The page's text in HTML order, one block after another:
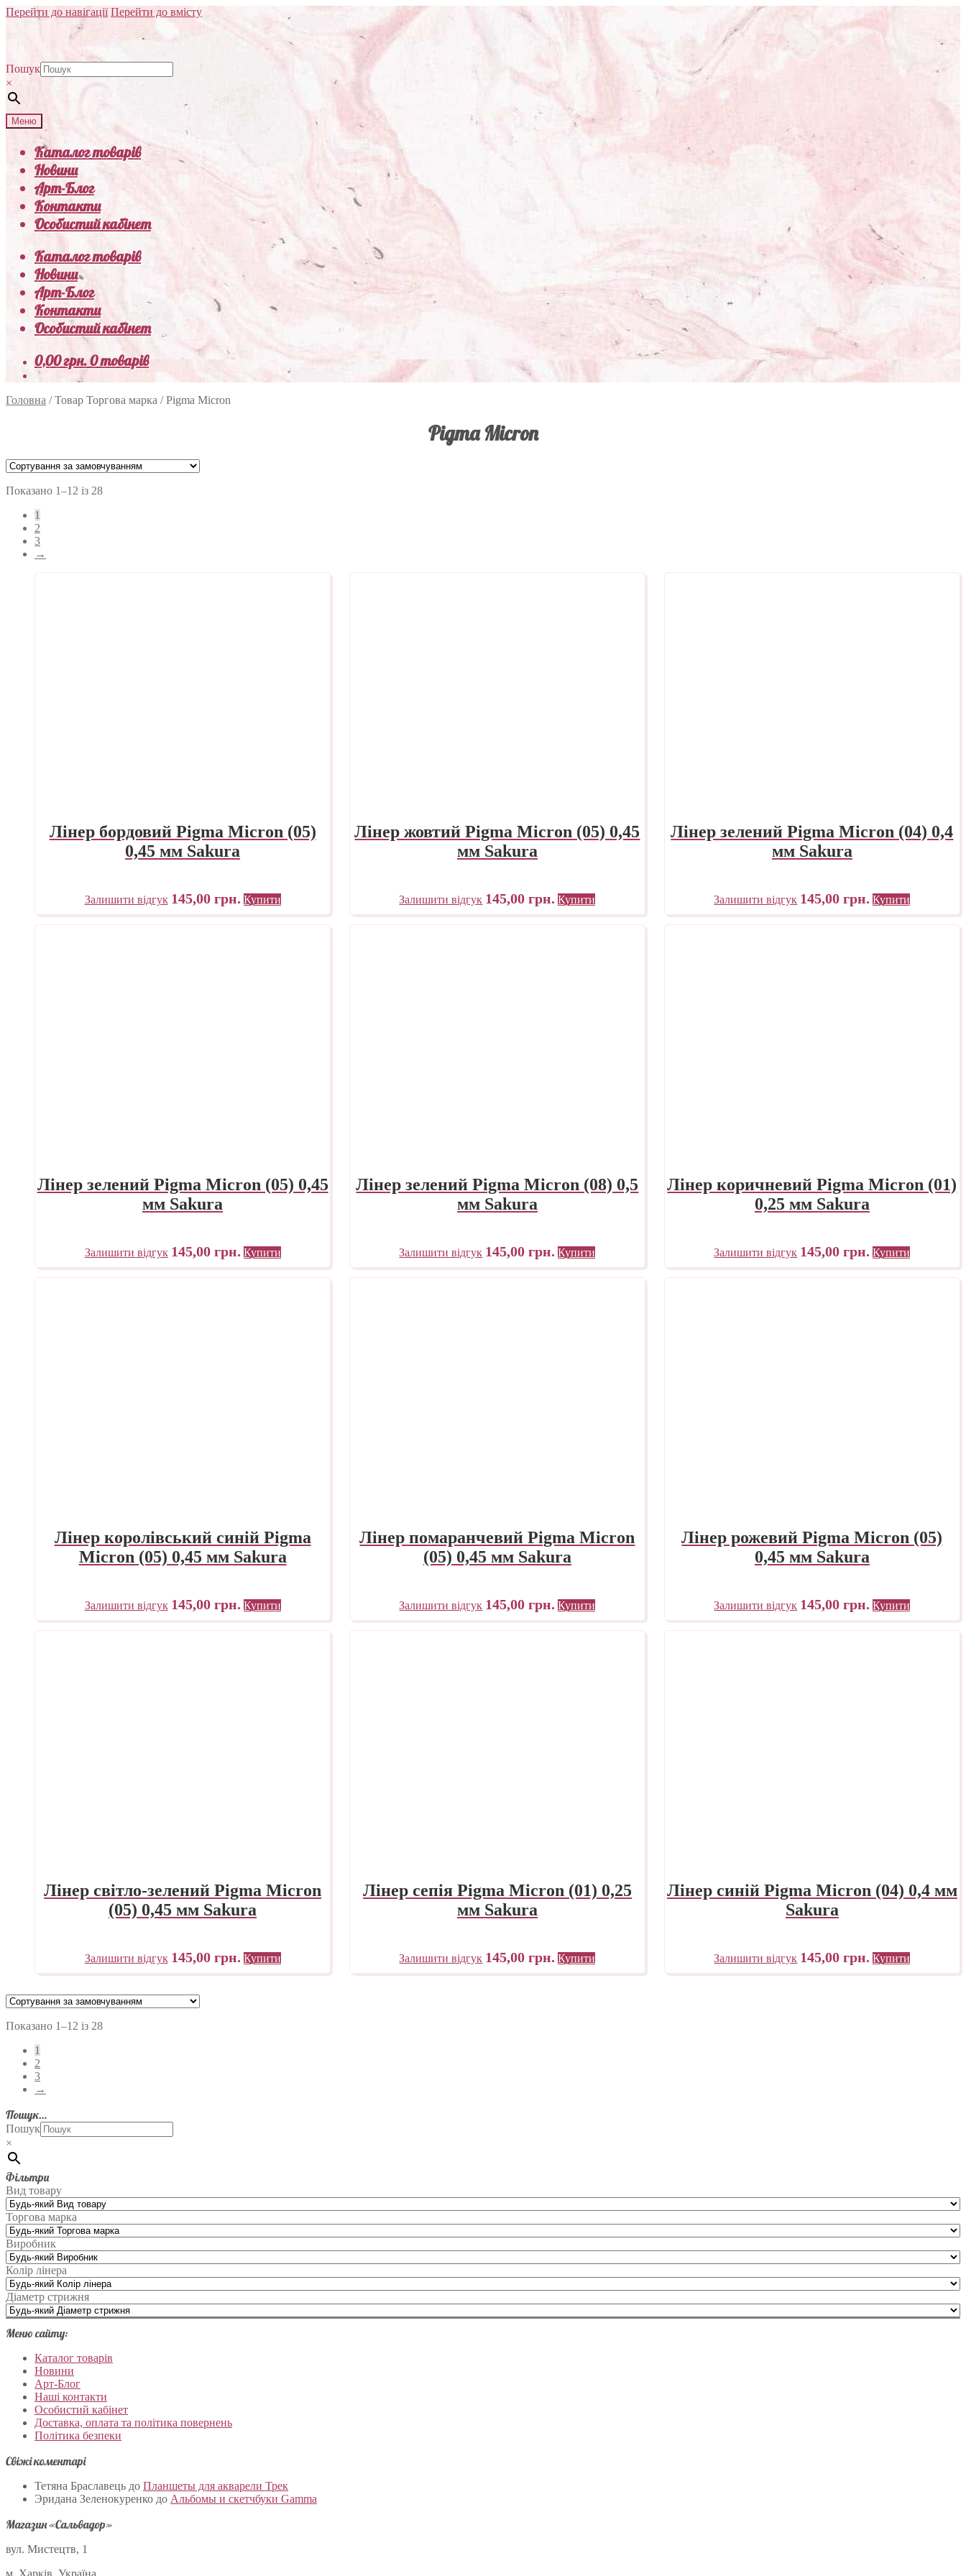
Перейти до навігації Перейти до вмісту
Пошук
×
Меню
Каталог товарів
Новини
Арт-Блог
Контакти
Особистий кабінет
Каталог товарів
Новини
Арт-Блог
Контакти
Особистий кабінет
0,00грн.0 товарів
Головна /Товар Торгова марка /Pigma Micron
Pigma Micron
Показано 1–12 із 28
1
2
3
→
Лінер бордовий Pigma Micron (05)
0,45 мм Sakura
Залишити відгук 145,00 грн. Купити
Лінер жовтий Pigma Micron (05) 0,45
мм Sakura
Залишити відгук 145,00грн. Купити
Лінер зелений Pigma Micron (04) 0,4
мм Sakura
Залишити відгук 145,00грн. Купити
Лінер зелений Pigma Micron (05) 0,45
мм Sakura
Залишити відгук 145,00 грн. Купити
Лінер зелений Pigma Micron (08) 0,5
мм Sakura
Залишити відгук 145,00грн. Купити
Лінер коричневий Pigma Micron (01)
0,25 мм Sakura
Залишити відгук 145,00грн. Купити
Лінер королівський синій Pigma
Micron (05) 0,45 мм Sakura
Залишити відгук 145,00 грн. Купити
Лінер помаранчевий Pigma Micron
(05) 0,45 мм Sakura
Залишити відгук 145,00грн. Купити
Лінер рожевий Pigma Micron (05)
0,45 мм Sakura
Залишити відгук 145,00грн. Купити
Лінер світло-зелений Pigma Micron
(05) 0,45 мм Sakura
Залишити відгук 145,00 грн. Купити
Лінер сепія Pigma Micron (01) 0,25
мм Sakura
Залишити відгук 145,00грн. Купити
Лінер синій Pigma Micron (04) 0,4 мм
Sakura
Залишити відгук 145,00грн. Купити
Показано 1–12 із 28
1
2
3
→
Пошук…
Пошук
×
Фільтри
Вид товару
Торгова марка
Виробник
Колір лінера
Діаметр стрижня
Меню сайту:
Каталог товарів
Новини
Арт-Блог
Наші контакти
Особистий кабінет
Доставка, оплата та політика повернень
Політика безпеки
Свіжі коментарі
Тетяна Браславець до Планшеты для акварели Трек
Эридана Зеленокуренко до Альбомы и скетчбуки Gamma
Магазин «Сальвадор»
вул. Мистецтв, 1
м. Харків, Україна.